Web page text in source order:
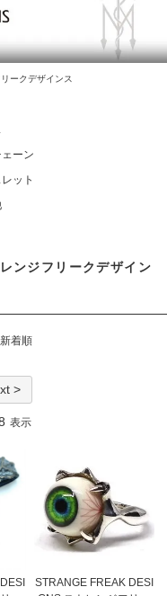
ークデザインス
ーン
ット
ンジフリークデザイン
新着順
>
表示
STRANGE FREAK DESI